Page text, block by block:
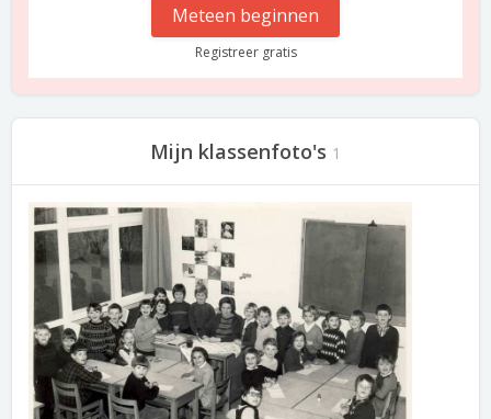
Meteen beginnen
Registreer gratis
Mijn klassenfoto's 1